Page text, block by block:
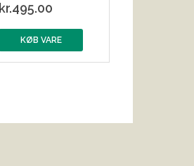
kr.495.00
KØB VARE